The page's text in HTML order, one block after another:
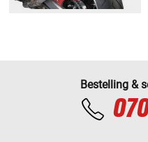
Bestelling &